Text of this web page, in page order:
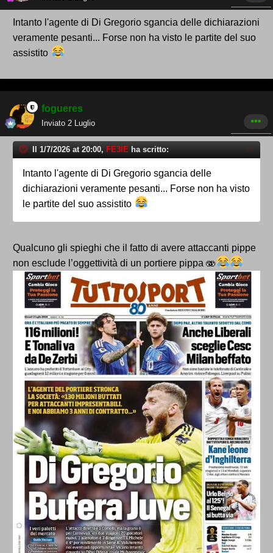
Intanto l'agente di Di Gregorio sgancia delle dichiarazioni
veramente pesanti... Forse non ha visto le partite del suo
assistito
fogueres
Inviato 2 Luglio
Il 1/7/2026 at 20:00, FE3IE ha scritto:
Intanto l'agente di Di Gregorio sgancia delle
dichiarazioni veramente pesanti... Forse non ha visto
le partite del suo assistito
Qualcuno gli spieghi che il fatto di avere attaccanti pippe
non esclude l’oggettività di un portiere pippa 🫨